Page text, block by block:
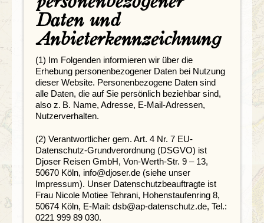
Daten und
Anbieterkennzeichnung
(1) Im Folgenden informieren wir über die
Erhebung personenbezogener Daten bei Nutzung
dieser Website. Personenbezogene Daten sind
alle Daten, die auf Sie persönlich beziehbar sind,
also z. B. Name, Adresse, E-Mail-Adressen,
Nutzerverhalten.
(2) Verantwortlicher gem. Art. 4 Nr. 7 EU-
Datenschutz-Grundverordnung (DSGVO) ist
Djoser Reisen GmbH, Von-Werth-Str. 9 – 13,
50670 Köln, info@djoser.de (siehe unser
Impressum). Unser Datenschutzbeauftragte ist
Frau Nicole Motiee Tehrani, Hohenstaufenring 8,
50674 Köln, E-Mail: dsb@ap-datenschutz.de, Tel.:
0221 999 89 030.